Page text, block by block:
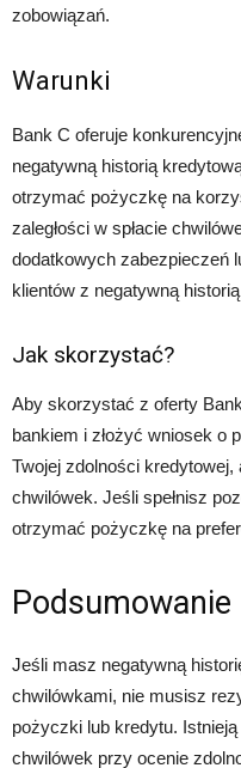
zobowiązań.
Warunki
Bank C oferuje
negatywną historią
otrzymać pożyczkę na
zaległości w spłacie
dodatkowych zabezpieczeń
klientów z negatywną
Jak skorzystać?
Aby skorzystać z oferty
bankiem i złożyć wniosek o
Twojej zdolności kredytowej,
chwilówek. Jeśli spełnisz
otrzymać pożyczkę na
Podsumowanie
Jeśli masz negatywną
chwilówkami, nie musisz
pożyczki lub kredytu.
chwilówek przy ocenie